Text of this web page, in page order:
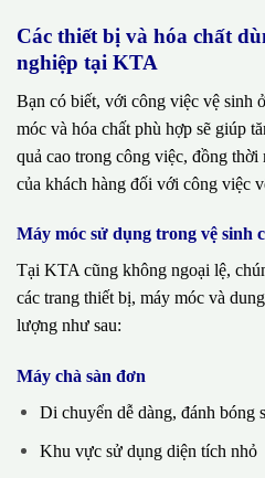
Các thiết bị và hóa chất
nghiệp tại KTA
Bạn có biết, với công việc vệ sinh
móc và hóa chất phù hợp sẽ giúp
quả cao trong công việc, đồng
của khách hàng đối với công việc
Máy móc sử dụng trong vệ sinh
Tại KTA cũng không ngoại lệ,
các trang thiết bị, máy móc và
lượng như sau:
Máy chà sàn đơn
Di chuyển dễ dàng, đánh bóng
Khu vực sử dụng diện tích nhỏ